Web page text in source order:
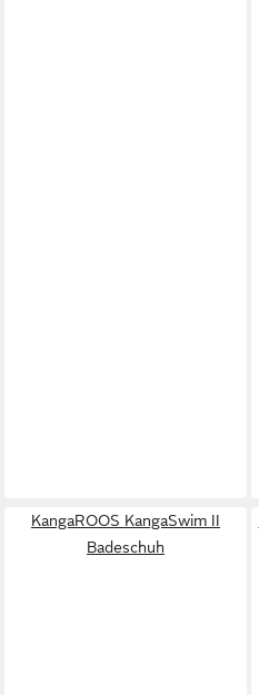
KangaROOS KangaSwim II
Badeschuh